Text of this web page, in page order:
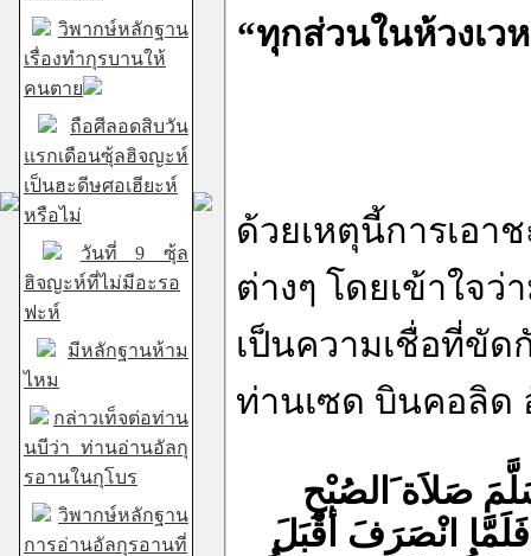
วิพากษ์หลักฐาน
เรื่องทำกุรบานให้
คนตาย
ถือศีลอดสิบวัน
แรกเดือนซุ้ลฮิจญะห์
เป็นฮะดีษศอเฮียะห์
หรือไม่
วันที่ 9 ซุ้ล
ฮิจญะห์ที่ไม่มีอะรอ
ฟะห์
มีหลักฐานห้าม
ไหม
กล่าวเท็จต่อท่าน
นบีว่า ท่านอ่านอัลกุ
รอานในกุโบร
วิพากษ์หลักฐาน
การอ่านอัลกุรอานที่
“ทุกส่วนในห้วงเว
ด้วยเหตุนี้การเอา
ต่างๆ โดยเข้าใจ
เป็นความเชื่อที่ขั
ท่านเซด บินคอลิด
صَلاَة َالصُبْحِ
فَلَمَّا انْصَرَفَ أقْبَلَ